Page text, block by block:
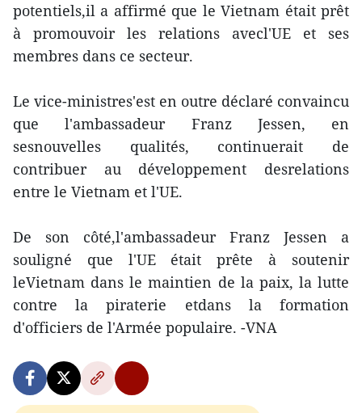
potentiels,il a affirmé que le Vietnam était prêt
à promouvoir les relations avecl'UE et ses
membres dans ce secteur.
Le vice-ministres'est en outre déclaré convaincu
que l'ambassadeur Franz Jessen, en
sesnouvelles qualités, continuerait de
contribuer au développement desrelations
entre le Vietnam et l'UE.
De son côté,l'ambassadeur Franz Jessen a
souligné que l'UE était prête à soutenir
leVietnam dans le maintien de la paix, la lutte
contre la piraterie etdans la formation
d'officiers de l'Armée populaire. -VNA